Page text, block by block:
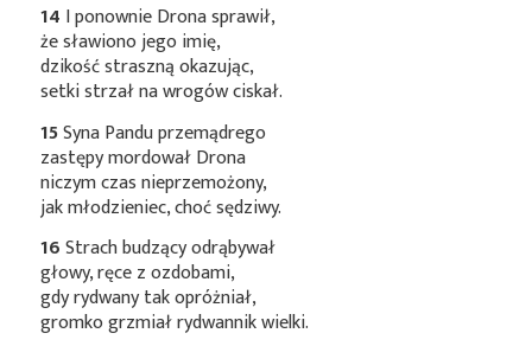
14 I ponownie Drona sprawił,
że sławiono jego imię,
dzikość straszną okazując,
setki strzał na wrogów ciskał.
15Syna Pandu przemądrego
zastępy mordował Drona
niczym czas nieprzemożony,
jak młodzieniec, choć sędziwy.
16Strach budzący odrąbywał
głowy, ręce z ozdobami,
gdy rydwany tak opróżniał,
gromko grzmiał rydwannik wielki.